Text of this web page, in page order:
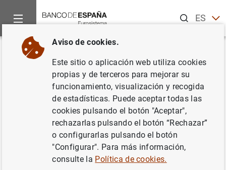
ESEN
Inicio Publicaciones
Volver
Child labor under cash and in-
kind transfers: evidence from
rural Mexico
Aviso de cookies.
Este sitio o aplicación web utiliza cookies
propias y de terceros para mejorar su
funcionamiento, visualización y recogida
de estadísticas. Puede aceptar todas las
cookies pulsando el botón "Aceptar",
rechazarlas pulsando el botón “Rechazar”
o configurarlas pulsando el botón
"Configurar". Para más información,
consulte la Política de cookies.